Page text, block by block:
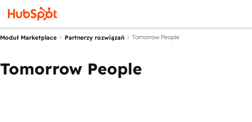
Moduł Marketplace Partnerzy rozwiązań Tomorrow People
Tomorrow People